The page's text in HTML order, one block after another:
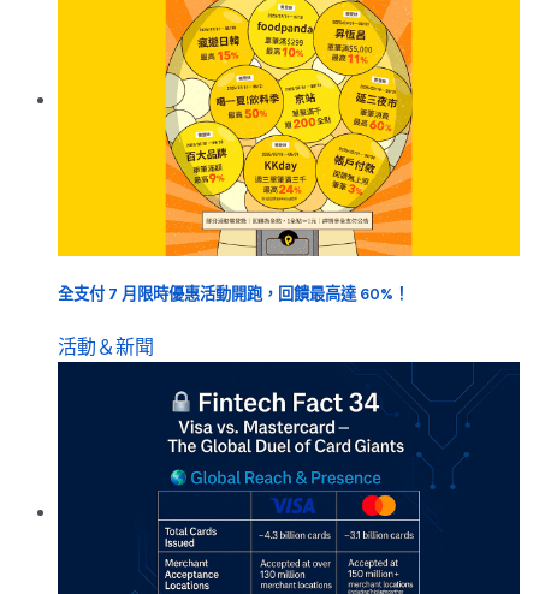
全支付 7 月限時優惠活動開跑，回饋最高達 60%！
活動＆新聞